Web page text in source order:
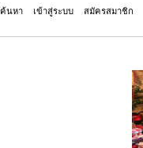
ค้นหา เข้าสู่ระบบ สมัครสมาชิก